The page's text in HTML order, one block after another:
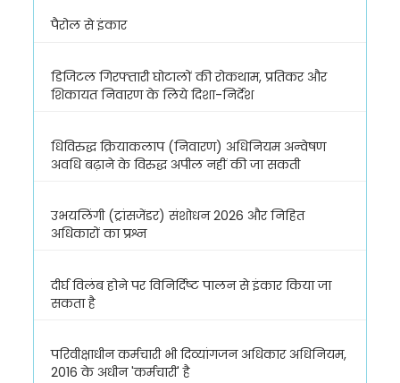
पैरोल से इंकार
डिजिटल गिरफ्तारी घोटालों की रोकथाम, प्रतिकर और
शिकायत निवारण के लिये दिशा-निर्देश
धिविरुद्ध क्रियाकलाप (निवारण) अधिनियम अन्वेषण
अवधि बढ़ाने के विरुद्ध अपील नहीं की जा सकती
उभयलिंगी (ट्रांसजेंडर) संशोधन 2026 और निहित
अधिकारों का प्रश्न
दीर्घ विलंब होने पर विनिर्दिष्ट पालन से इंकार किया जा
सकता है
परिवीक्षाधीन कर्मचारी भी दिव्यांगजन अधिकार अधिनियम,
2016 के अधीन 'कर्मचारी' है